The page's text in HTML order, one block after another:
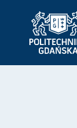
głównego
wyszukiwarki